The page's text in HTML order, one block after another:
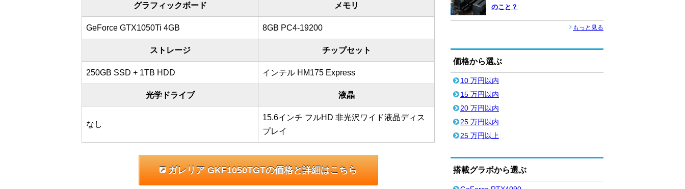
グラフィックボード メモリ
GeForce GTX1050Ti 4GB 8GB PC4-19200
ストレージ チップセット
250GB SSD + 1TB HDD インテル HM175 Express
光学ドライブ 液晶
なし
15.6インチ フルHD 非光沢ワイド液晶ディス
プレイ
ガレリア GKF1050TGTの価格と詳細はこちら
のこと？
もっと見る
価格から選ぶ
10 万円以内
15 万円以内
20 万円以内
25 万円以内
25 万円以上
搭載グラボから選ぶ